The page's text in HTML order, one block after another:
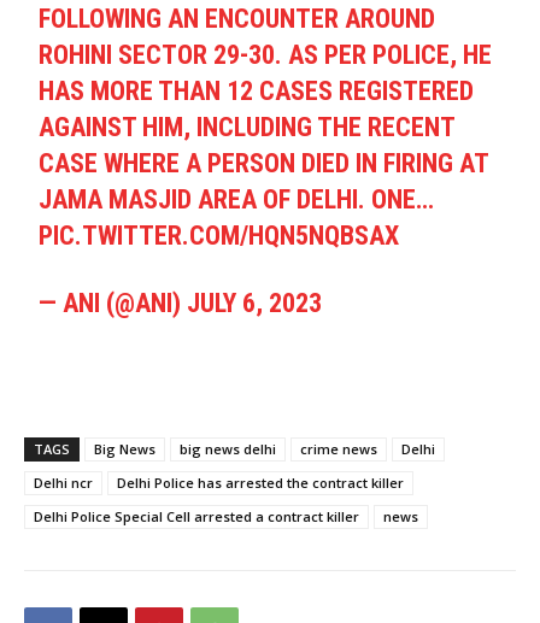
FOLLOWING AN ENCOUNTER AROUND
ROHINI SECTOR 29-30. AS PER POLICE, HE
HAS MORE THAN 12 CASES REGISTERED
AGAINST HIM, INCLUDING THE RECENT
CASE WHERE A PERSON DIED IN FIRING AT
JAMA MASJID AREA OF DELHI. ONE…
PIC.TWITTER.COM/HQN5NQBSAX
— ANI (@ANI) JULY 6, 2023
TAGS Big News big news delhi crime news
Delhi
Delhi ncr
Delhi Police has arrested the contract killer
Delhi Police Special Cell arrested a contract killer
news